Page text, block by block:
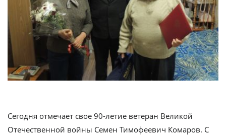
Сегодня отмечает свое 90-летие ветеран Великой
Отечественной войны Семен Тимофеевич Комаров. С